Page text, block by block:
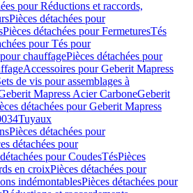
pour Réductions et raccords,
Pièces détachées pour
Pièces détachées pour FermeturesTés
pour Tés pour
chauffagePièces détachées pour
Accessoires pour Geberit Mapress
de vis pour assemblages à
Mapress Acier CarboneGeberit
détachées pour Geberit Mapress
Tuyaux
Pièces détachées pour
détachées pour
pour CoudesTésPièces
en croixPièces détachées pour
indémontablesPièces détachées pour